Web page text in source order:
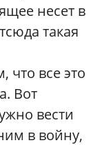
несет в
такая
что все это
Вот
вести
в войну,